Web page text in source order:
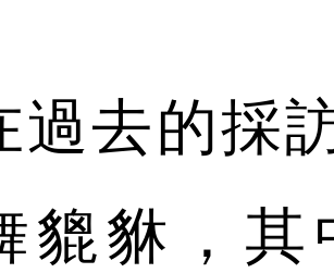
去的採
貔貅，